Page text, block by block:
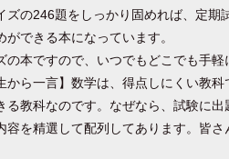
ズの246題をしっかり固めれば、定期
ができる本になっています。
の本ですので、いつでもどこでも手軽
から一言】数学は、得点しにくい教
る教科なのです。なぜなら、試験に
容を精選して配列してあります。皆